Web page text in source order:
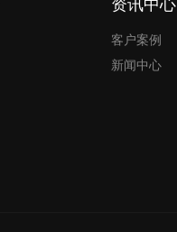
资讯中心
客户案例
新闻中心